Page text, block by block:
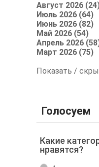
Август 2026
Июль 2026 (64)
Июнь 2026 (82)
Май 2026 (54)
Апрель 2026
Март 2026 (75)
Показать /
Голосуем
Какие
нравятся?